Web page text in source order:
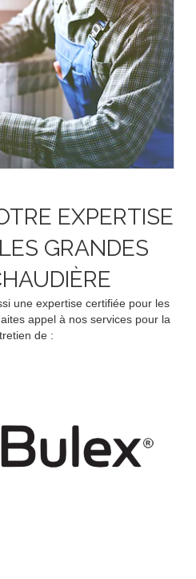
EXPERTISE
GRANDES
une expertise certifiée pour les
appel à nos services pour la
de :